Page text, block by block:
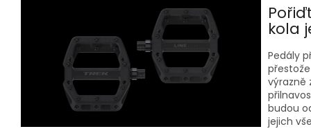
kola
Pedály
výrazně
budou
jejich